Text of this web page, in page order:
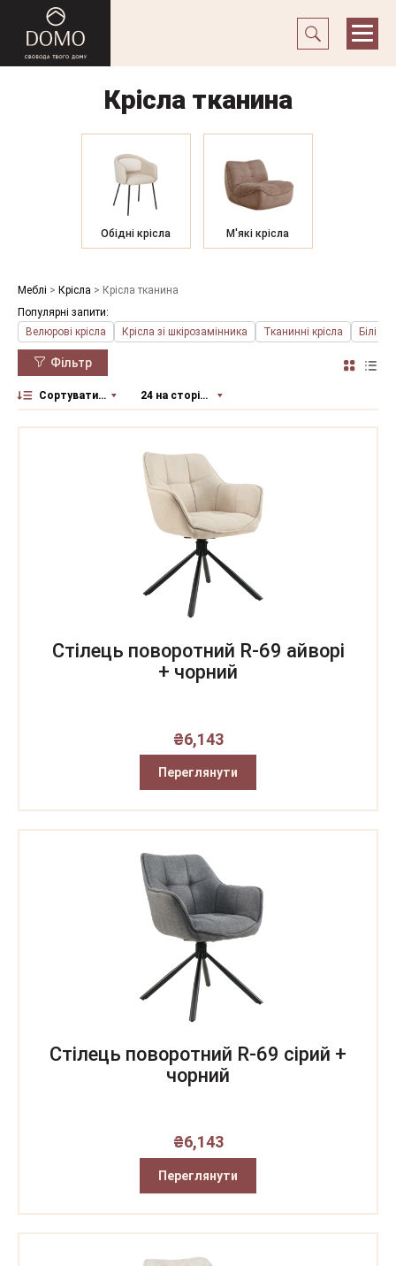
Крісла тканина
Обідні крісла М'які крісла
Меблі > Крісла > Крісла тканина
Популярні запити:
Велюрові крісла
Крісла зі шкірозамінника Тканинні крісла Білі
Фільтр
Сортувати за 24 на сторінку
Стілець поворотний R-69 айворі
+ чорний
₴6,143
Переглянути
Стілець поворотний R-69 сірий +
чорний
₴6,143
Переглянути